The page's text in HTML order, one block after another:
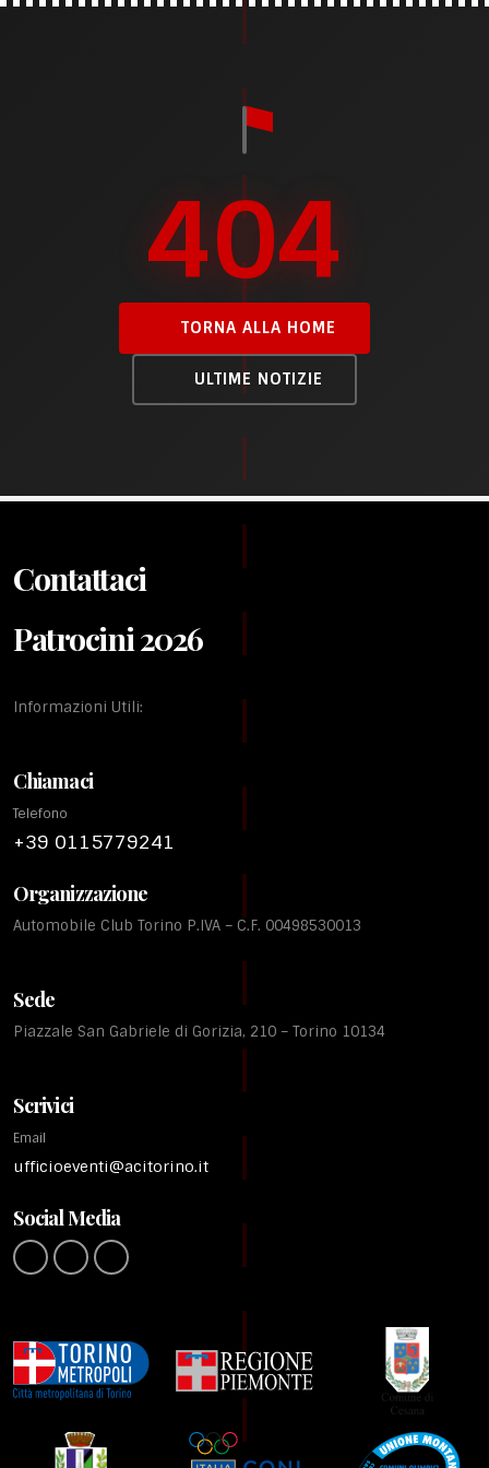
404
TORNA ALLA HOME
ULTIME NOTIZIE
Contattaci
Patrocini 2026
Informazioni Utili:
Chiamaci
Telefono
+39 0115779241
Organizzazione
Automobile Club Torino P.IVA – C.F. 00498530013
Sede
Piazzale San Gabriele di Gorizia, 210 – Torino 10134
Scrivici
Email
ufficioeventi@acitorino.it
Social Media